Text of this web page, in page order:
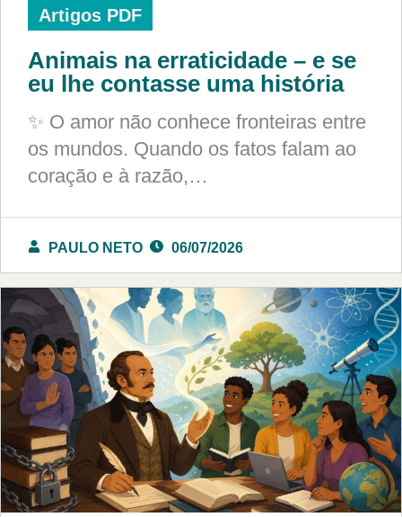
Artigos PDF
Animais na erraticidade – e se
eu lhe contasse uma história
✨ O amor não conhece fronteiras entre
os mundos. Quando os fatos falam ao
coração e à razão,…
PAULO NETO 06/07/2026